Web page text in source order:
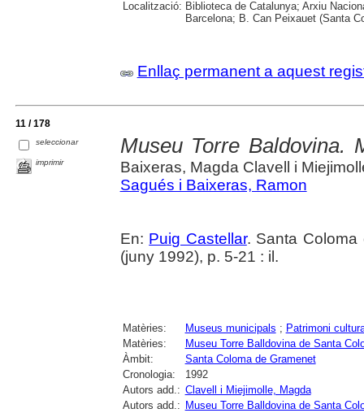
Localització: Biblioteca de Catalunya; Arxiu
Barcelona; B. Can Peixauet (Santa
Enllaç permanent a aquest
11 / 178
seleccionar
imprimir
Museu Torre Baldovina.
Baixeras, Magda Clavell i
Sagués i Baixeras, Ramon
En: Puig Castellar. Santa Coloma
(juny 1992), p. 5-21 : il.
Matèries: Museus municipals ; Patrimoni
Matèries:
Museu Torre Balldovina de Santa
Àmbit:
Santa Coloma de Gramenet
Cronologia:
1992
Autors add.: Clavell i Miejimolle, Magda
Autors add.: Museu Torre Balldovina de Santa